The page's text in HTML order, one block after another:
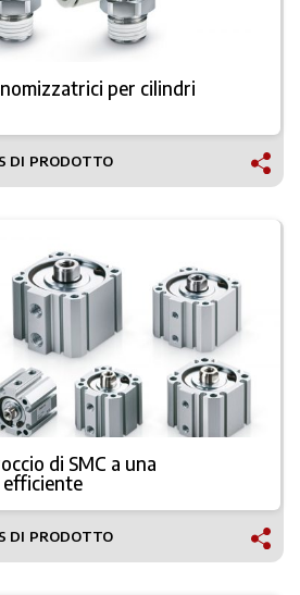
per cilindri
DI PRODOTTO
di SMC a una
DI PRODOTTO